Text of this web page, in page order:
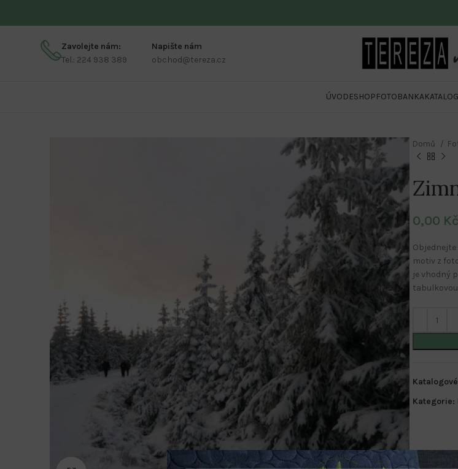
Zavolejte nám:
Tel.: 224 938 389
Napište nám
obchod@tereza.cz
ÚVODESHOPFOTOBANKA
Domů
0,00 Kč
motiv z
je vhodný
Kategorie: